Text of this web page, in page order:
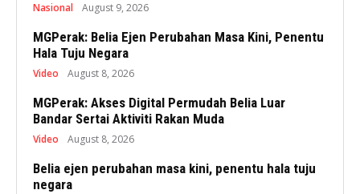
Nasional August 9, 2026
MGPerak: Belia Ejen Perubahan Masa Kini, Penentu
Hala Tuju Negara
Video August 8, 2026
MGPerak: Akses Digital Permudah Belia Luar
Bandar Sertai Aktiviti Rakan Muda
Video August 8, 2026
Belia ejen perubahan masa kini, penentu hala tuju
negara